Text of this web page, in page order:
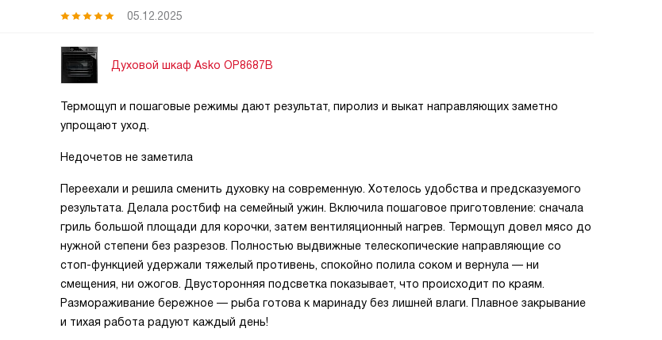
05.12.2025
Духовой шкаф Asko OP8687B
Термощуп и пошаговые режимы дают результат, пиролиз и выкат направляющих заметно
упрощают уход.
Недочетов не заметила
Переехали и решила сменить духовку на современную. Хотелось удобства и предсказуемого
результата. Делала ростбиф на семейный ужин. Включила пошаговое приготовление: сначала
гриль большой площади для корочки, затем вентиляционный нагрев. Термощуп довел мясо до
нужной степени без разрезов. Полностью выдвижные телескопические направляющие со
стоп-функцией удержали тяжелый противень, спокойно полила соком и вернула — ни
смещения, ни ожогов. Двусторонняя подсветка показывает, что происходит по краям.
Размораживание бережное — рыба готова к маринаду без лишней влаги. Плавное закрывание
и тихая работа радуют каждый день!